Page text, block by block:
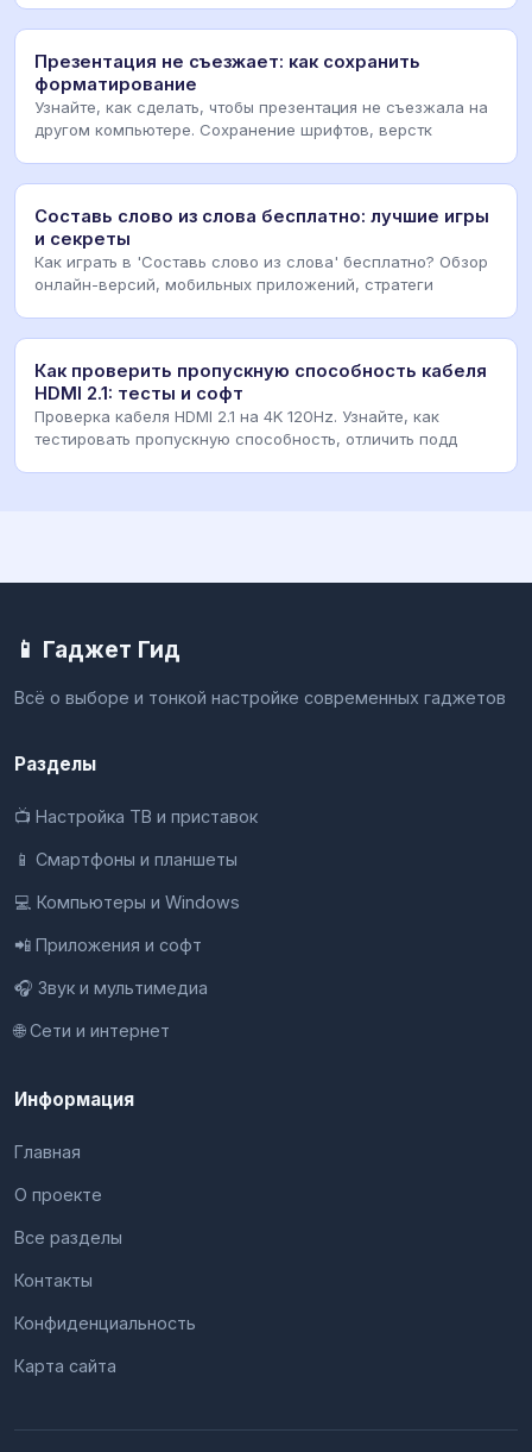
Презентация не съезжает: как сохранить
форматирование
Узнайте, как сделать, чтобы презентация не съезжала на
другом компьютере. Сохранение шрифтов, верстк
Составь слово из слова бесплатно: лучшие игры
и секреты
Как играть в 'Составь слово из слова' бесплатно? Обзор
онлайн-версий, мобильных приложений, стратеги
Как проверить пропускную способность кабеля
HDMI 2.1: тесты и софт
Проверка кабеля HDMI 2.1 на 4K 120Hz. Узнайте, как
тестировать пропускную способность, отличить подд
📱 Гаджет Гид
Всё о выборе и тонкой настройке современных гаджетов
Разделы
📺 Настройка ТВ и приставок
📱 Смартфоны и планшеты
💻 Компьютеры и Windows
📲 Приложения и софт
🎧 Звук и мультимедиа
🌐 Сети и интернет
Информация
Главная
О проекте
Все разделы
Контакты
Конфиденциальность
Карта сайта